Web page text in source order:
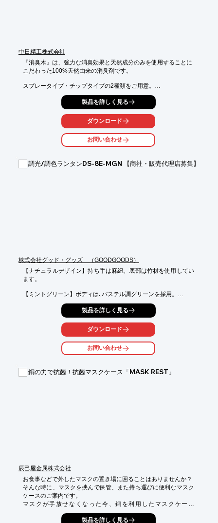
中日精工株式会社
『消臭木』は、強力な消臭効果と天然成分のみを使用することに
こだわった100%天然由来の消臭剤です。
スプレータイプ・チップタイプの2種類をご用意。
消臭効果は炭の２～４倍！
香りでごまかす消臭剤とは異なり、本物の消臭効果でニオイの問
解決します。また、消臭効果は約2～3ヶ月持続します。
■合成香料不使用
■合成防腐剤不使用
製品を詳しく見る
ダウンロード
お問い合わせ
調光/調色ランタンDS-8E-MGN 【商社・販売代理店募集】
株式会社グッド・グッズ （GOODGOODS）
【ナチュラルデザイン】持ち手は麻紐。底部は竹材を使用してい
ます。
【ミントグリーン】ボディは､パステル調グリーンを採用。
淡く優しい雰囲気のカラーは、インテリアとしても映える事間違
【調光機能】ボリュームつまみを回すだけで明るさを無段階で調
【調色機能】ボリュームつまみを回し、昼光色⇔電球色を無段階
【ハイブリッド】日常使いには充電式。緊急時・充電不足時には
製品を詳しく見る
ダウンロード
お問い合わせ
銅の力で抗菌！抗菌マスクケース「MASK REST」
辰己屋金属株式会社
お食事などで外したマスクの置き場に困ることはありませんか？
そんな時に、マスクを挟んで保管、また持ち運びに便利なマスク
ケースのご案内です。
マスクが手放せなくなった今、銅を利用したマスクケース
「MASK REST（マスクレスト）」を利用することで、有害なウ
イルスや細菌から身を守りましょう。
製品を詳しく見る